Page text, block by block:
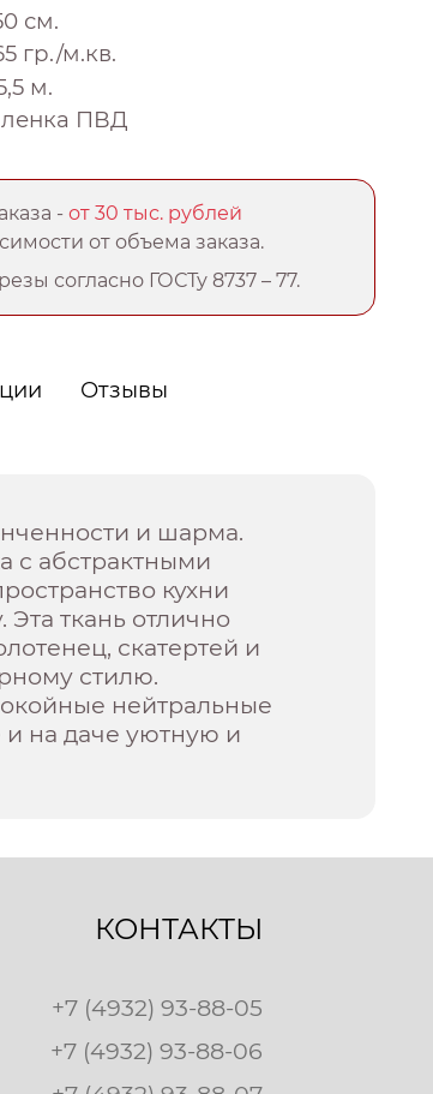
см.
гр./м.кв.
м.
ПВД
-от 30 тыс. рублей
от объема заказа.
согласно ГОСТу 8737 – 77.
Отзывы
и шарма.
с абстрактными
кухни
Эта ткань отлично
скатертей и
стилю.
нейтральные
и на даче уютную и
КОНТАКТЫ
+7 (4932) 93-88-05
+7 (4932) 93-88-06